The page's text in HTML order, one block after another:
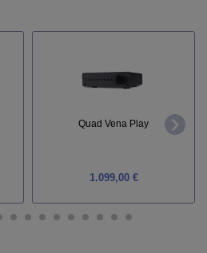
Quad Vena Play
1.099,00 €